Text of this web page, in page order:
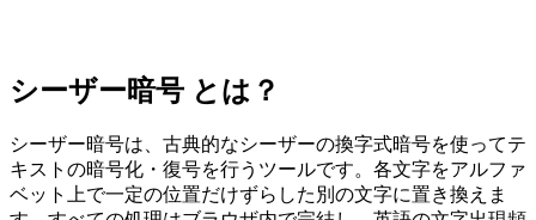
シーザー暗号 とは？
シーザー暗号は、古典的なシーザーの換字式暗号を使ってテ
キストの暗号化・復号を行うツールです。各文字をアルファ
ベット上で一定の位置だけずらした別の文字に置き換えま